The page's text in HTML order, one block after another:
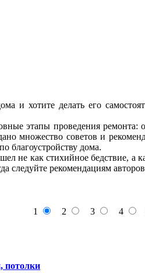
и хотите делать его
этапы проведения ремонта:
множество советов и
благоустройству дома.
не как стихийное бедствие, а
следуйте рекомендациям
1 2 3 4
потолки